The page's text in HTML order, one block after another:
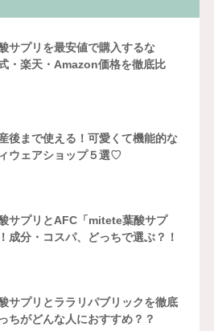
サプリを最安値で購入するな
・楽天・Amazon価格を徹底比
後まで使える！可愛くて機能的な
ウェアショップ５選♡
サプリとAFC「mitete葉酸サプ
成分・コスパ、どっちで選ぶ？！
サプリとララリパブリックを徹底
ちがどんな人におすすめ？？